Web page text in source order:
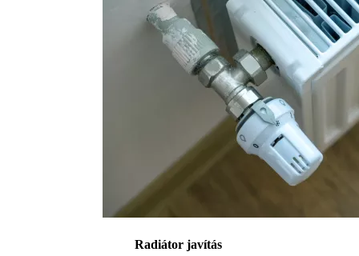
Radiátor javítás